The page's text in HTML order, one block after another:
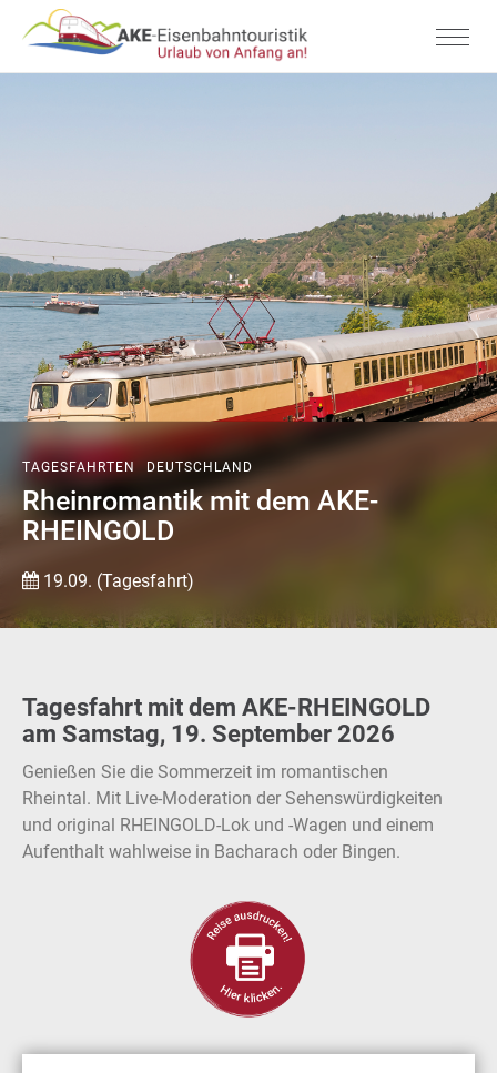
TAGESFAHRTEN DEUTSCHLAND
Rheinromantik mit dem AKE-
RHEINGOLD
19.09. (Tagesfahrt)
Tagesfahrt mit dem AKE-RHEINGOLD
am Samstag, 19. September 2026
Genießen Sie die Sommerzeit im romantischen
Rheintal. Mit Live-Moderation der Sehenswürdigkeiten
und original RHEINGOLD-Lok und -Wagen und einem
Aufenthalt wahlweise in Bacharach oder Bingen.